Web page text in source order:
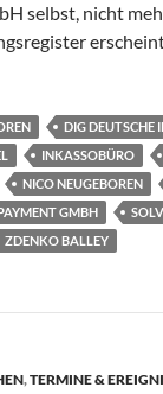
selbst, nicht
DIG DEUTSCHE
INKASSOBÜRO
NICO NEUGEBOREN
GMBH
ZDENKO BALLEY
,TERMINE &